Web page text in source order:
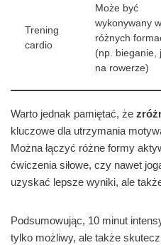
Trening
cardio
Może być
wykonywany w
różnych
(np. bieganie,
na rowerze)
Warto jednak pamiętać, że
kluczowe dla utrzymania
Można łączyć różne formy
ćwiczenia siłowe, czy nawet
uzyskać lepsze wyniki, ale
Podsumowując, 10 minut
tylko możliwy, ale także